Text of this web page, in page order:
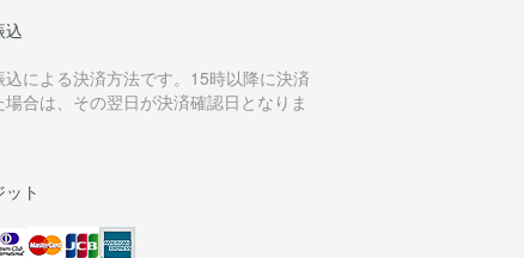
込
込による決済方法です。15時以降に決済
場合は、その翌日が決済確認日となりま
ト